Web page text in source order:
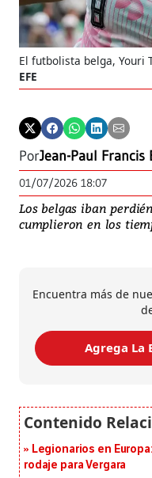
El futbolista belga, Youri
EFE
PorJean-Paul Francis
01/07/2026 18:07
Los belgas iban
cumplieron en los
Encuentra más de
Agrega La
Legionarios en
rodaje para Vergara